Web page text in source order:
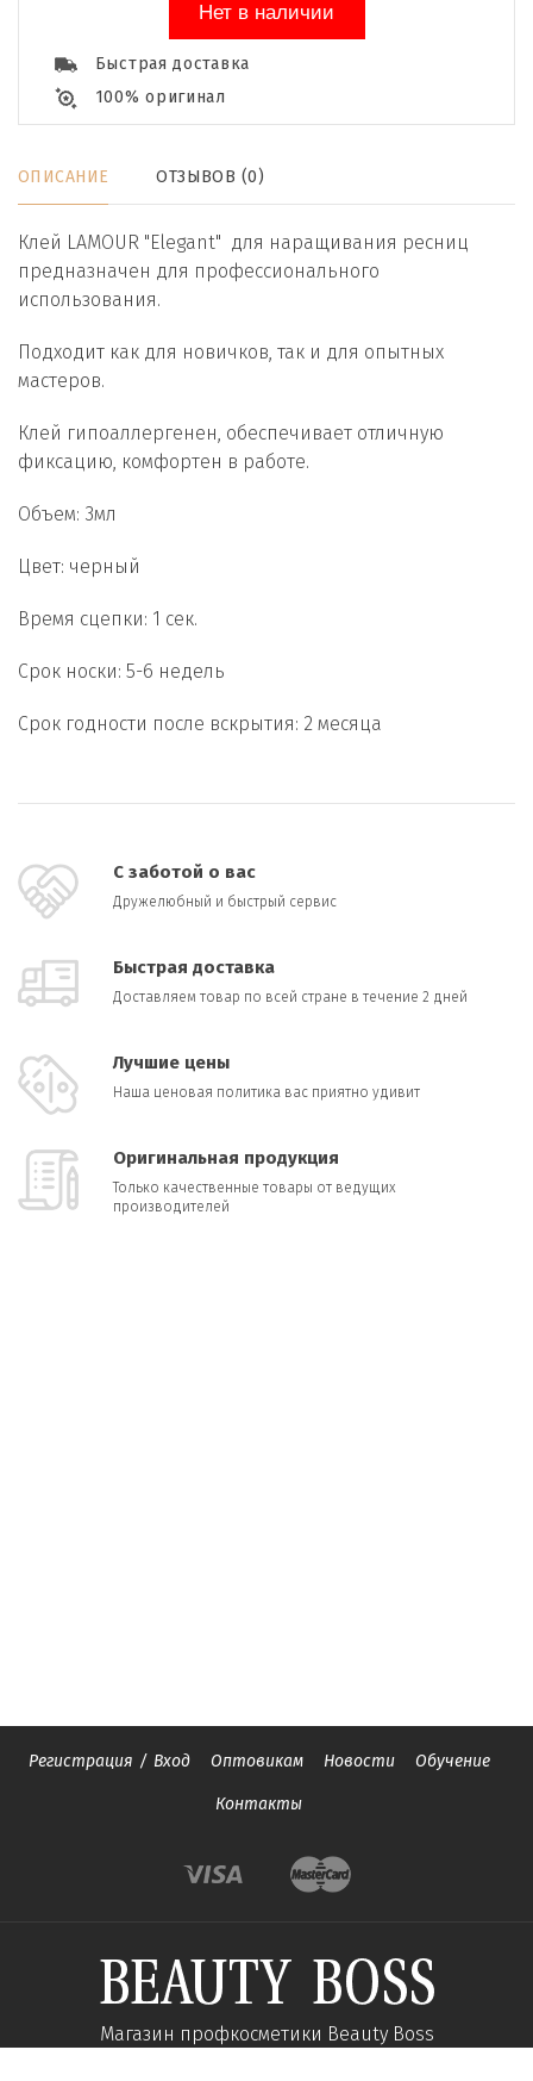
Нет в наличии
Быстрая доставка
100% оригинал
ОПИСАНИЕ ОТЗЫВОВ (0)
Клей LAMOUR "Elegant" для наращивания ресниц
предназначен для профессионального
использования.
Подходит как для новичков, так и для опытных
мастеров.
Клей гипоаллергенен, обеспечивает отличную
фиксацию, комфортен в работе.
Объем: 3мл
Цвет: черный
Время сцепки: 1 сек.
Срок носки: 5-6 недель
Срок годности после вскрытия: 2 месяца
С заботой о вас
Дружелюбный и быстрый сервис
Быстрая доставка
Доставляем товар по всей стране в течение 2 дней
Лучшие цены
Наша ценовая политика вас приятно удивит
Оригинальная продукция
Только качественные товары от ведущих
производителей
Регистрация / Вход Оптовикам Новости Обучение
Контакты
Магазин профкосметики Beauty Boss